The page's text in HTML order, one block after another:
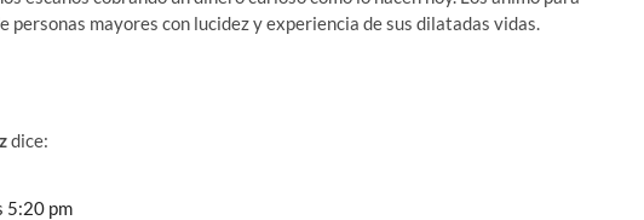
personas mayores con lucidez y experiencia de sus dilatadas vidas.
dice:
5:20 pm